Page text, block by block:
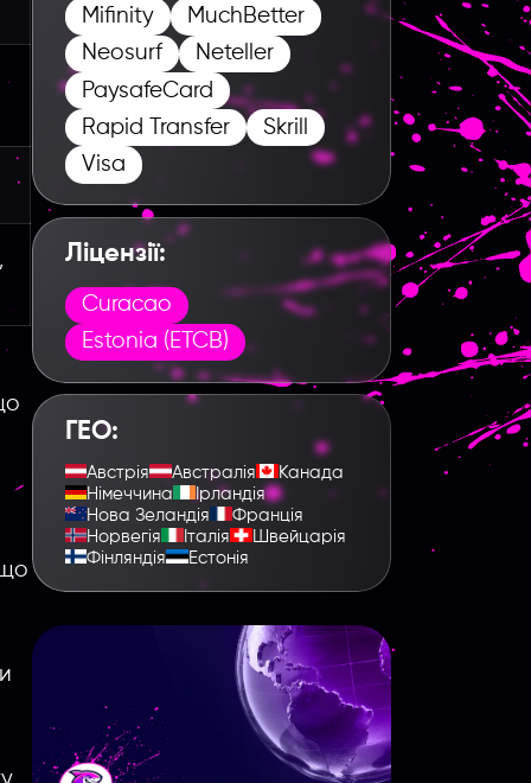
що
Mifinity
MuchBetter
Neosurf
Neteller
PaysafeCard
Rapid Transfer
Skrill
Visa
Ліцензії:
Curacao
Estonia (ETCB)
ГЕО:
Австрія Австралія
Канада
Німеччина
Ірландія
Нова Зеландія
Франція
Норвегія
Італія
Швейцарія
Фінляндія
Естонія